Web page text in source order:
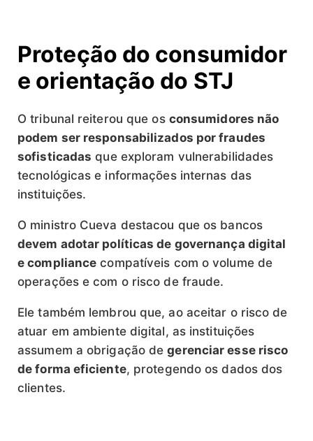
Proteção do consumidor
e orientação do STJ
O tribunal reiterou que os consumidores não
podem ser responsabilizados por fraudes
sofisticadas que exploram vulnerabilidades
tecnológicas e informações internas das
instituições.
O ministro Cueva destacou que os bancos
devem adotar políticas de governança digital
e compliance compatíveis com o volume de
operações e com o risco de fraude.
Ele também lembrou que, ao aceitar o risco de
atuar em ambiente digital, as instituições
assumem a obrigação degerenciar esse risco
de forma eficiente, protegendo os dados dos
clientes.